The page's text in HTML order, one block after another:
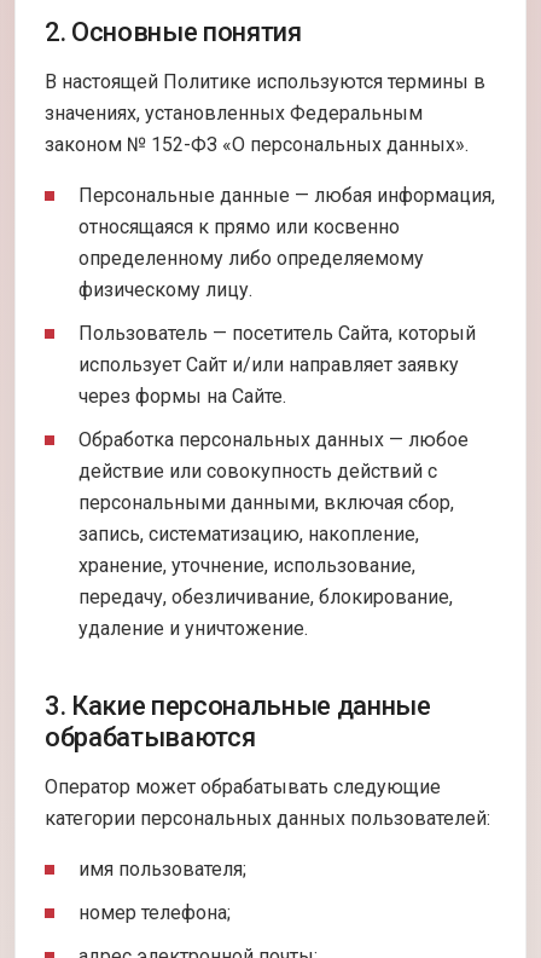
2. Основные понятия
В настоящей Политике используются термины в
значениях, установленных Федеральным
законом № 152-ФЗ «О персональных данных».
Персональные данные — любая информация,
относящаяся к прямо или косвенно
определенному либо определяемому
физическому лицу.
Пользователь — посетитель Сайта, который
использует Сайт и/или направляет заявку
через формы на Сайте.
Обработка персональных данных — любое
действие или совокупность действий с
персональными данными, включая сбор,
запись, систематизацию, накопление,
хранение, уточнение, использование,
передачу, обезличивание, блокирование,
удаление и уничтожение.
3. Какие персональные данные
обрабатываются
Оператор может обрабатывать следующие
категории персональных данных пользователей:
имя пользователя;
номер телефона;